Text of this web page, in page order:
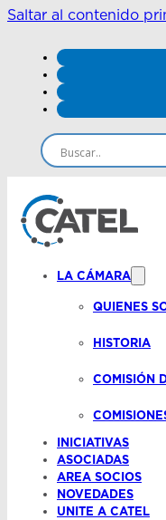
Saltar al contenido
LA CÁMARA
QUIENES
HISTORIA
COMISIÓN
INICIATIVAS
ASOCIADAS
AREA SOCIOS
NOVEDADES
UNITE A CATEL